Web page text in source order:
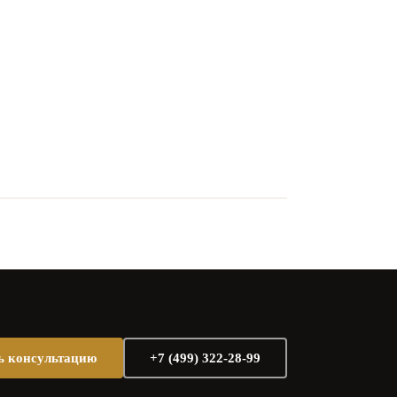
консультацию +7 (499) 322-28-99